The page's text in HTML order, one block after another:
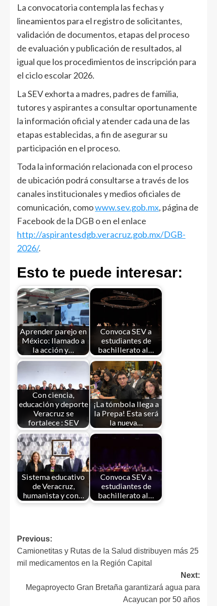
La convocatoria contempla las fechas y
lineamientos para el registro de solicitantes,
validación de documentos, etapas del proceso
de evaluación y publicación de resultados, al
igual que los procedimientos de inscripción para
el ciclo escolar 2026.
La SEV exhorta a madres, padres de familia,
tutores y aspirantes a consultar oportunamente
la información oficial y atender cada una de las
etapas establecidas, a fin de asegurar su
participación en el proceso.
Toda la información relacionada con el proceso
de ubicación podrá consultarse a través de los
canales institucionales y medios oficiales de
comunicación, comowww.sev.gob.mx, página de
Facebook de la DGB o en el enlace
http://aspirantesdgb.veracruz.gob.mx/DGB-
2026/.
Esto te puede interesar:
Aprender parejo en
México: llamado a
la acción y…
Convoca SEV a
estudiantes de
bachillerato al…
Con ciencia,
educación y deporte
Veracruz se
fortalece : SEV
¡La tómbola llega a
la Prepa! Esta será
la nueva…
Sistema educativo
de Veracruz,
humanista y con…
Convoca SEV a
estudiantes de
bachillerato al…
Previous:
Camionetitas y Rutas de la Salud distribuyen más 25
mil medicamentos en la Región Capital
Next:
Megaproyecto Gran Bretaña garantizará agua para
Acayucan por 50 años